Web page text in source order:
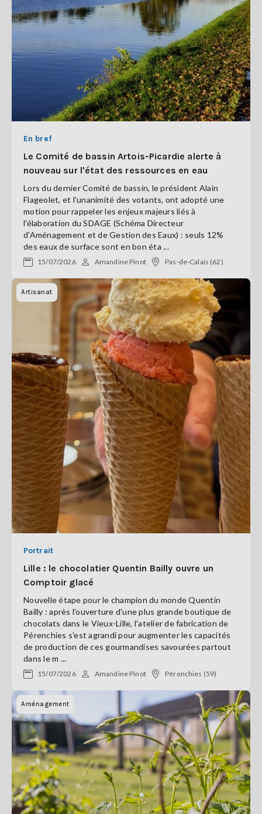
En bref
Le Comité de bassin Artois-Picardie alerte à
nouveau sur l'état des ressources en eau
Lors du dernier Comité de bassin, le président Alain
Flageolet, et l'unanimité des votants, ont adopté une
motion pour rappeler les enjeux majeurs liés à
l'élaboration du SDAGE (Schéma Directeur
d'Aménagement et de Gestion des Eaux) : seuls 12%
des eaux de surface sont en bon éta ...
15/07/2026 Amandine Pinot Pas-de-Calais (62)
Artisanat
Portrait
Lille : le chocolatier Quentin Bailly ouvre un
Comptoir glacé
Nouvelle étape pour le champion du monde Quentin
Bailly : après l'ouverture d'une plus grande boutique de
chocolats dans le Vieux-Lille, l'atelier de fabrication de
Pérenchies s'est agrandi pour augmenter les capacités
de production de ces gourmandises savourées partout
dans le m ...
15/07/2026 Amandine Pinot Pérenchies (59)
Aménagement